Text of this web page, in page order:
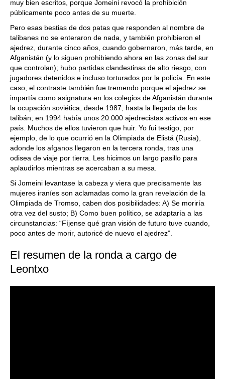
muy bien escritos, porque Jomeini revocó la prohibición
públicamente poco antes de su muerte.
Pero esas bestias de dos patas que responden al nombre de
talibanes no se enteraron de nada, y también prohibieron el
ajedrez, durante cinco años, cuando gobernaron, más tarde, en
Afganistán (y lo siguen prohibiendo ahora en las zonas del sur
que controlan); hubo partidas clandestinas de alto riesgo, con
jugadores detenidos e incluso torturados por la policía. En este
caso, el contraste también fue tremendo porque el ajedrez se
impartía como asignatura en los colegios de Afganistán durante
la ocupación soviética, desde 1987, hasta la llegada de los
talibán; en 1994 había unos 20.000 ajedrecistas activos en ese
país. Muchos de ellos tuvieron que huir. Yo fui testigo, por
ejemplo, de lo que ocurrió en la Olimpiada de Elistá (Rusia),
adonde los afganos llegaron en la tercera ronda, tras una
odisea de viaje por tierra. Les hicimos un largo pasillo para
aplaudirlos mientras se acercaban a su mesa.
Si Jomeini levantase la cabeza y viera que precisamente las
mujeres iraníes son aclamadas como la gran revelación de la
Olimpiada de Tromso, caben dos posibilidades: A) Se moriría
otra vez del susto; B) Como buen político, se adaptaría a las
circunstancias: “Fíjense qué gran visión de futuro tuve cuando,
poco antes de morir, autoricé de nuevo el ajedrez”.
El resumen de la ronda a cargo de
Leontxo